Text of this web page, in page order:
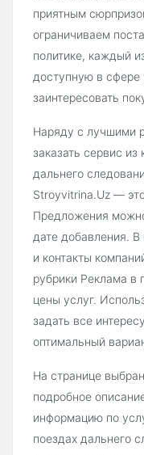
приятным
ограничиваем
политике, каждый
доступную в сфере
заинтересовать
Наряду с лучшими
заказать сервис из
дальнего
Stroyvitrina.Uz —
Предложения
дате добавления.
и контакты
рубрики Реклама в
цены услуг.
задать все
оптимальный
На странице
подробное
информацию по
поездах дальнего